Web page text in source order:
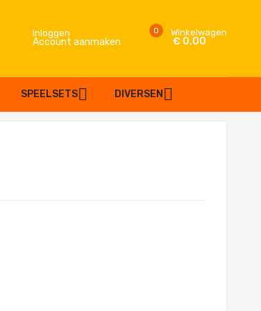
Inloggen
Account aanmaken
0 Winkelwagen
€ 0,00
SPEELSETS DIVERSEN